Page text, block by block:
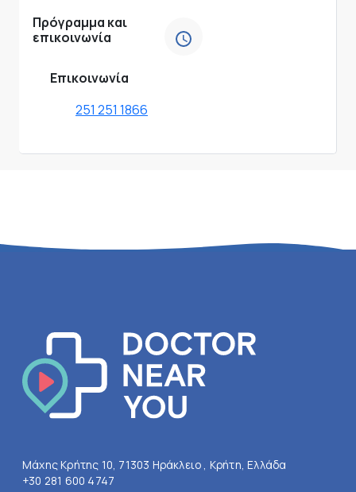
Πρόγραμμα και
επικοινωνία
Επικοινωνία
251 251 1866
Μάχης Κρήτης 10, 71303 Ηράκλειο , Κρήτη, Ελλάδα
+30 281 600 4747